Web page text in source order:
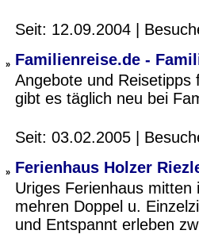
Seit: 12.09.2004 |
» Familienreise.de -
Angebote und Reisetipps
gibt es täglich neu bei
Seit: 03.02.2005 |
» Ferienhaus Holzer
Uriges Ferienhaus
mehren Doppel u.
und Entspannt erleben